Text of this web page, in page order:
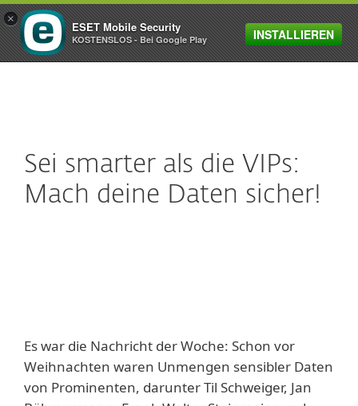
MENU
Sei smarter als die VIPs:
Mach deine Daten sicher!
Es war die Nachricht der Woche: Schon vor
Weihnachten waren Unmengen sensibler Daten
von Prominenten, darunter Til Schweiger, Jan
×
ESET Mobile Security
KOSTENSLOS - Bei Google Play INSTALLIEREN